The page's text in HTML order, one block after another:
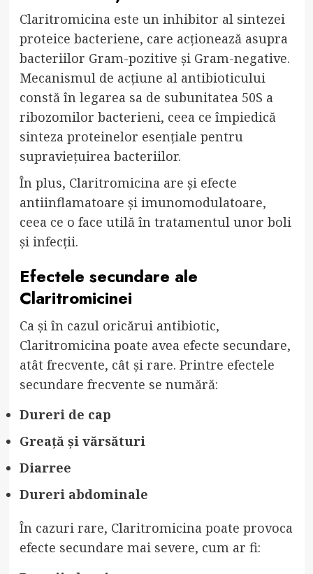
Claritromicina este un inhibitor al sintezei
proteice bacteriene, care acționează asupra
bacteriilor Gram-pozitive și Gram-negative.
Mecanismul de acțiune al antibioticului
constă în legarea sa de subunitatea 50S a
ribozomilor bacterieni, ceea ce împiedică
sinteza proteinelor esențiale pentru
supraviețuirea bacteriilor.
În plus, Claritromicina are și efecte
antiinflamatoare și imunomodulatoare,
ceea ce o face utilă în tratamentul unor boli
și infecții.
Efectele secundare ale
Claritromicinei
Ca și în cazul oricărui antibiotic,
Claritromicina poate avea efecte secundare,
atât frecvente, cât și rare. Printre efectele
secundare frecvente se numără:
Dureri de cap
Greață și vărsături
Diarree
Dureri abdominale
În cazuri rare, Claritromicina poate provoca
efecte secundare mai severe, cum ar fi: